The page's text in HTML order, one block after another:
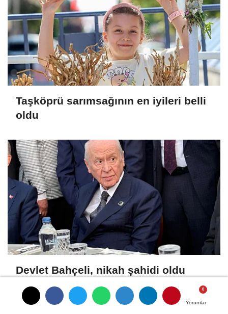
Yorumlar
Yorumlar
Yorumlar
Taşköprü sarımsağının en iyileri belli
oldu
Devlet Bahçeli, nikah şahidi oldu